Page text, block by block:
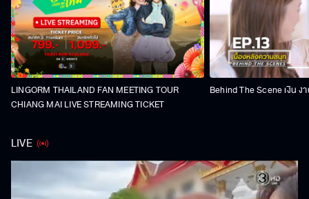
LINGORM THAILAND FAN MEETING TOUR
CHIANG MAI LIVE STREAMING TICKET
Behind The Scene เงิน ง
LIVE